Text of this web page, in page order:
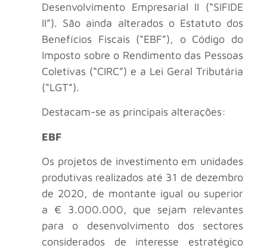
Desenvolvimento Empresarial II (“SIFIDE
II”). São ainda alterados o Estatuto dos
Benefícios Fiscais (“EBF”), o Código do
Imposto sobre o Rendimento das Pessoas
Coletivas (“CIRC”) e a Lei Geral Tributária
(“LGT”).
Destacam-se as principais alterações:
EBF
Os projetos de investimento em unidades
produtivas realizados até 31 de dezembro
de 2020, de montante igual ou superior
a € 3.000.000, que sejam relevantes
para o desenvolvimento dos sectores
considerados de interesse estratégico